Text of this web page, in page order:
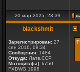
20 мар 2025, 23:39
blackshmit
Зарегистрирован: 27
сен 2016, 09:34
Сообщения: 1484
Откуда: Латв.ССР
Мотоцикл(ы): k750
FXDWG 1998